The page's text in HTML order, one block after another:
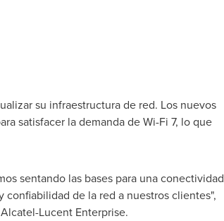
su infraestructura de red. Los nuevos
satisfacer la demanda de Wi-Fi 7, lo que
sentando las bases para una conectividad
de la red a nuestros clientes",
Lucent Enterprise.